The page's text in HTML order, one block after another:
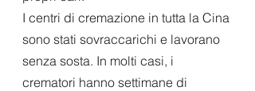
I centri di cremazione in tutta la Cina
sono stati sovraccarichi e lavorano
senza sosta. In molti casi, i
crematori hanno settimane di